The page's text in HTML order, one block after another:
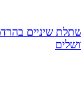
שיניים